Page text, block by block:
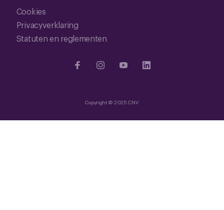
Cookies
Privacyverklaring
Statuten en reglementen
Copyright © 2025 CNV